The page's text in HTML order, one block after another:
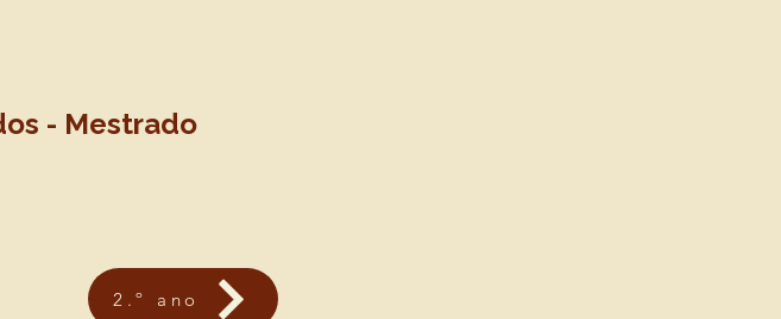
- Mestrado
2.º ano